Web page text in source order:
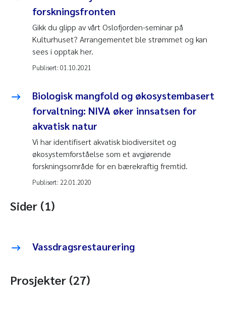
forskningsfronten
Gikk du glipp av vårt Oslofjorden-seminar på
Kulturhuset? Arrangementet ble strømmet og kan
sees i opptak her.
Publisert: 01.10.2021
Biologisk mangfold og økosystembasert
forvaltning: NIVA øker innsatsen for
akvatisk natur
Vi har identifisert akvatisk biodiversitet og
økosystemforståelse som et avgjørende
forskningsområde for en bærekraftig fremtid.
Publisert: 22.01.2020
Sider (1)
Vassdragsrestaurering
Prosjekter (27)